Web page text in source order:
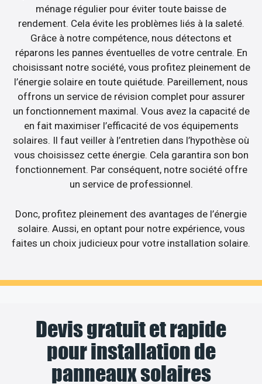
ménage régulier pour éviter toute baisse de
rendement. Cela évite les problèmes liés à la saleté.
Grâce à notre compétence, nous détectons et
réparons les pannes éventuelles de votre centrale. En
choisissant notre société, vous profitez pleinement de
l’énergie solaire en toute quiétude. Pareillement, nous
offrons un service de révision complet pour assurer
un fonctionnement maximal. Vous avez la capacité de
en fait maximiser l’efficacité de vos équipements
solaires. Il faut veiller à l’entretien dans l’hypothèse où
vous choisissez cette énergie. Cela garantira son bon
fonctionnement. Par conséquent, notre société offre
un service de professionnel.
Donc, profitez pleinement des avantages de l’énergie
solaire. Aussi, en optant pour notre expérience, vous
faites un choix judicieux pour votre installation solaire.
Devis gratuit et rapide
pour installation de
panneaux solaires